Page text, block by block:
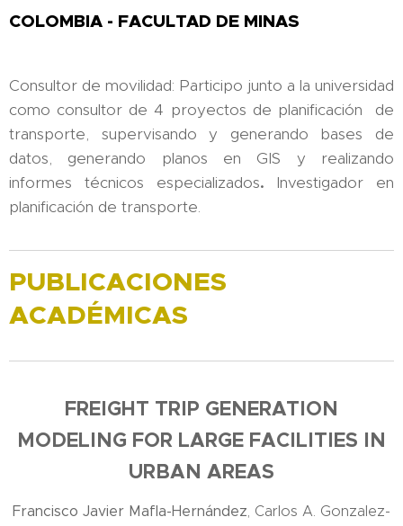
COLOMBIA - FACULTAD DE MINAS
Consultor de movilidad: Participo junto a la universidad
como consultor de 4 proyectos de planificación de
transporte, supervisando y generando bases de
datos, generando planos en GIS y realizando
informes técnicos especializados. Investigador en
planificación de transporte.
PUBLICACIONES
ACADÉMICAS
FREIGHT TRIP GENERATION
MODELING FOR LARGE FACILITIES IN
URBAN AREAS
Francisco Javier Mafla-Hernández, Carlos A. Gonzalez-